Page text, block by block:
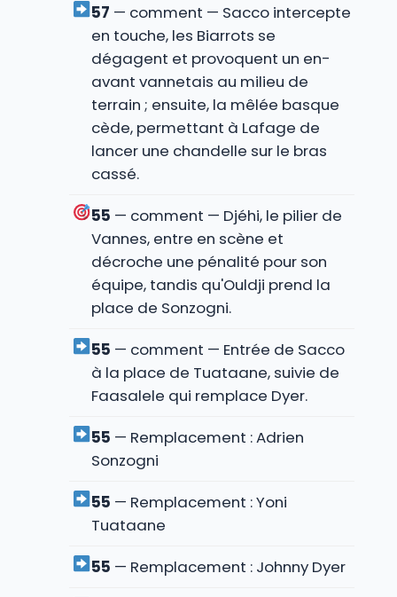
57 — comment — Sacco intercepte
en touche, les Biarrots se
dégagent et provoquent un en-
avant vannetais au milieu de
terrain ; ensuite, la mêlée basque
cède, permettant à Lafage de
lancer une chandelle sur le bras
cassé.
55 — comment — Djéhi, le pilier de
Vannes, entre en scène et
décroche une pénalité pour son
équipe, tandis qu'Ouldji prend la
place de Sonzogni.
55 — comment — Entrée de Sacco
à la place de Tuataane, suivie de
Faasalele qui remplace Dyer.
55 — Remplacement : Adrien
Sonzogni
55 — Remplacement : Yoni
Tuataane
55 — Remplacement : Johnny Dyer